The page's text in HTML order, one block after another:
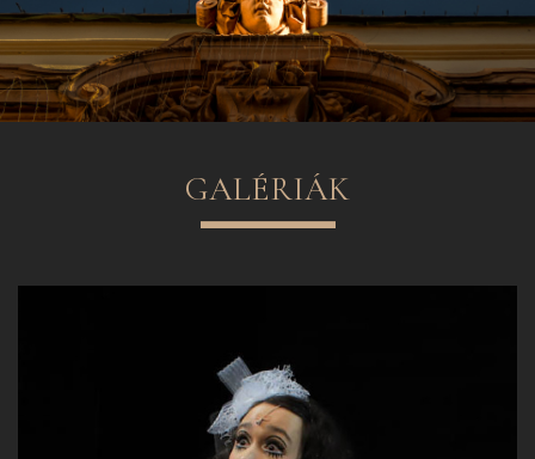
GALÉRIÁK